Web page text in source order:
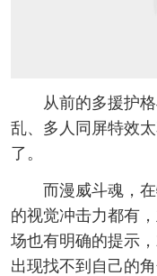
从前的多援护格
乱、多人同屏特效
了。
而漫威斗魂，在
的视觉冲击力都有
场也有明确的提示
出现找不到自己的角